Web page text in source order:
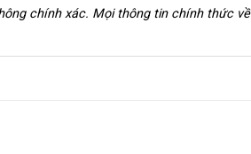
chính xác. Mọi thông tin chính thức